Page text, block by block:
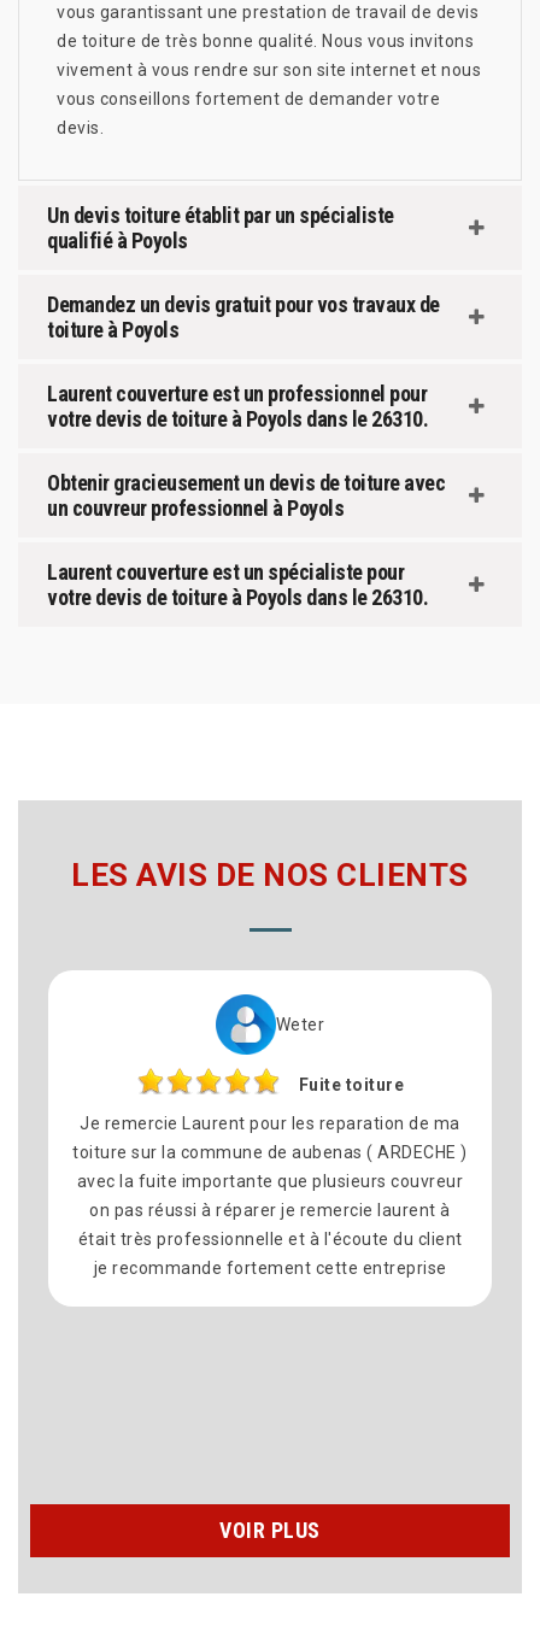
vous garantissant une prestation de travail de devis
de toiture de très bonne qualité. Nous vous invitons
vivement à vous rendre sur son site internet et nous
vous conseillons fortement de demander votre
devis.
Un devis toiture établit par un spécialiste
qualifié à Poyols
Demandez un devis gratuit pour vos travaux de
toiture à Poyols
Laurent couverture est un professionnel pour
votre devis de toiture à Poyols dans le 26310.
Obtenir gracieusement un devis de toiture avec
un couvreur professionnel à Poyols
Laurent couverture est un spécialiste pour
votre devis de toiture à Poyols dans le 26310.
LES AVIS DE NOS CLIENTS
Weter
Fuite toiture
Je remercie Laurent pour les reparation de ma
toiture sur la commune de aubenas ( ARDECHE )
avec la fuite importante que plusieurs couvreur
on pas réussi à réparer je remercie laurent à
était très professionnelle et à l'écoute du client
je recommande fortement cette entreprise
VOIR PLUS